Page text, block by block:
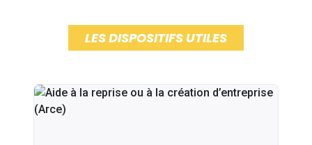
LES DISPOSITIFS UTILES